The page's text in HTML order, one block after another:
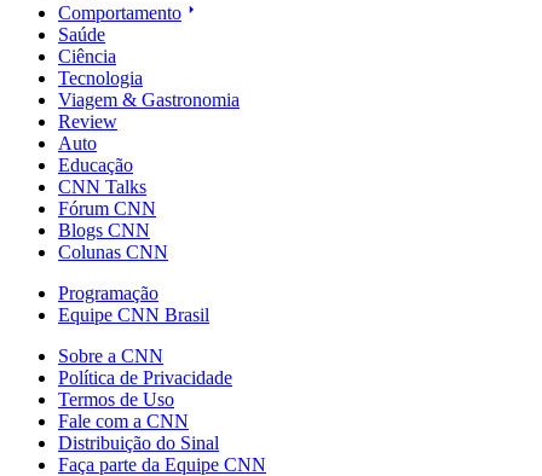
Comportamento
Saúde
Ciência
Tecnologia
Viagem & Gastronomia
Review
Auto
Educação
CNN Talks
Fórum CNN
Blogs CNN
Colunas CNN
Programação
Equipe CNN Brasil
Sobre a CNN
Política de Privacidade
Termos de Uso
Fale com a CNN
Distribuição do Sinal
Faça parte da Equipe CNN